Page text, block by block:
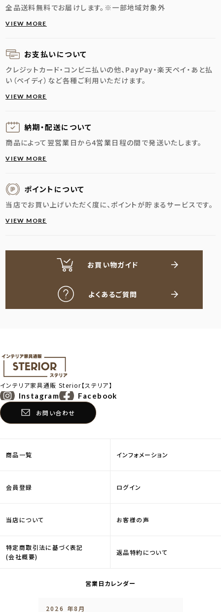
全品送料無料でお届けします。 ※一部地域対象外
VIEW MORE
お支払いについて
クレジットカード・コンビニ払いの他、PayPay・楽天ペイ・あと払
い（ペイディ）など各種ご利用いただけます。
VIEW MORE
納期・配送に ついて
商品によって翌営業日から4営業日程の間で発送いたします。
VIEW MORE
ポイントについて
当店でお買い上げいただく度に、ポイントが貯まるサービスです。
VIEW MORE
お買い物ガイド
よくあるご質問
インテリア家具通販Sterior【ステリア】
Instagram Facebook
お問い合わせ
商品一覧 インフォメーション
会員登録 ログイン
当店について お客様の声
特定商取引法に基づく表記
(会社概要)
返品特約について
営業日カレンダー
2026 年8月